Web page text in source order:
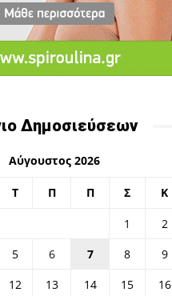
Δημοσιεύσεων
Αύγουστος 2026
Τ Π Π Σ Κ
1
2
5 6 7 8
9
12 13 14 15
16